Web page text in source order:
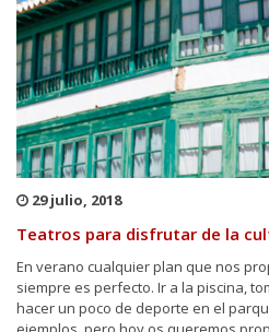
29 julio, 2018
Teatros para disfrutar de la
En verano cualquier plan que nos
siempre es perfecto. Ir a la piscina,
hacer un poco de deporte en el